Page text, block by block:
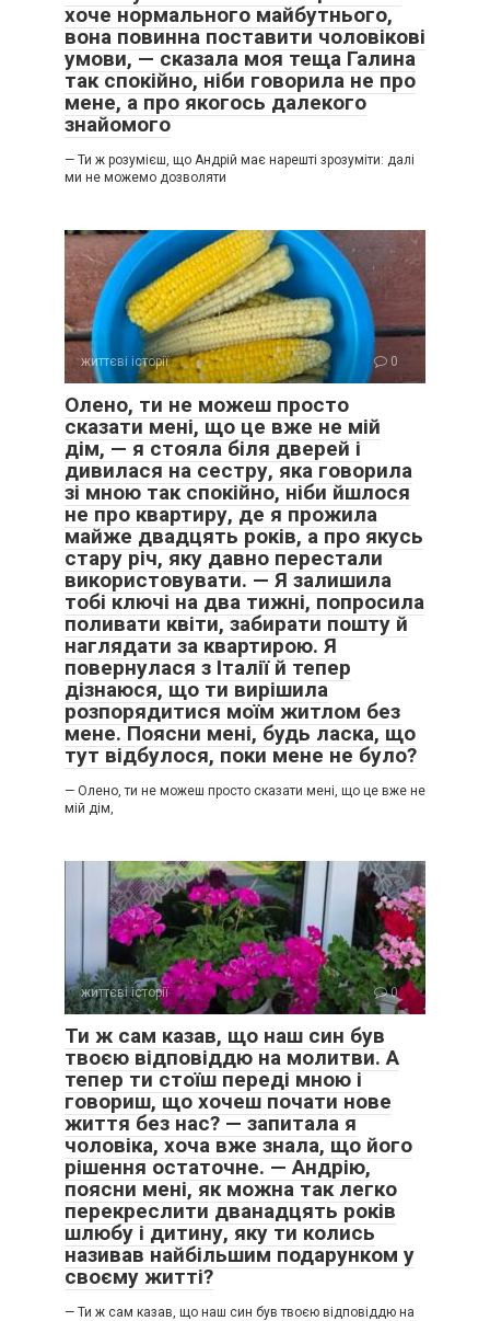
хоче нормального майбутнього,
вона повинна поставити чоловікові
умови, — сказала моя теща Галина
так спокійно, ніби говорила не про
мене, а про якогось далекого
знайомого
— Ти ж розумієш, що Андрій має нарешті зрозуміти: далі
ми не можемо дозволяти
життєві історії 0
Олено, ти не можеш просто
сказати мені, що це вже не мій
дім, — я стояла біля дверей і
дивилася на сестру, яка говорила
зі мною так спокійно, ніби йшлося
не про квартиру, де я прожила
майже двадцять років, а про якусь
стару річ, яку давно перестали
використовувати. — Я залишила
тобі ключі на два тижні, попросила
поливати квіти, забирати пошту й
наглядати за квартирою. Я
повернулася з Італії й тепер
дізнаюся, що ти вирішила
розпорядитися моїм житлом без
мене. Поясни мені, будь ласка, що
тут відбулося, поки мене не було?
— Олено, ти не можеш просто сказати мені, що це вже не
мій дім,
життєві історії 0
Ти ж сам казав, що наш син був
твоєю відповіддю на молитви. А
тепер ти стоїш переді мною і
говориш, що хочеш почати нове
життя без нас? — запитала я
чоловіка, хоча вже знала, що його
рішення остаточне. — Андрію,
поясни мені, як можна так легко
перекреслити дванадцять років
шлюбу і дитину, яку ти колись
називав найбільшим подарунком у
своєму житті?
— Ти ж сам казав, що наш син був твоєю відповіддю на